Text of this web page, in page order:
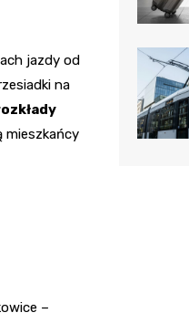
jazdy od
na
mieszkańcy
–